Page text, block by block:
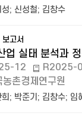
; 신성철; 김창수
보고서
업 실태 분석과 정
12
R2025-
농촌경제연구원
; 박준기 ; 김창수; 임